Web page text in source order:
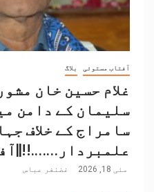
آفتاب مستوئی بلاگ
غلام حسین خان
سلیمان کے دامن
سامراج کے خلاف
مئی 18, 2026 غضنفر عباس